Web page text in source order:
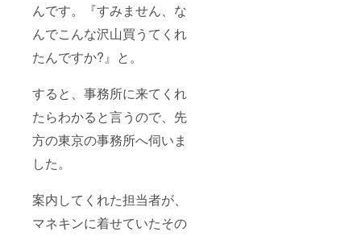
んです。『すみません、な
んでこんな沢山買うてくれ
たんですか?』と。
すると、事務所に来てくれ
たらわかると言うので、先
方の東京の事務所へ伺いま
した。
案内してくれた担当者が、
マネキンに着せていたその